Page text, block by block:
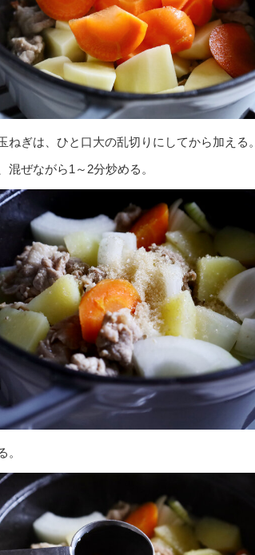
ぎは、ひと口大の乱切りにしてから加える。
ぜながら1～2分炒める。